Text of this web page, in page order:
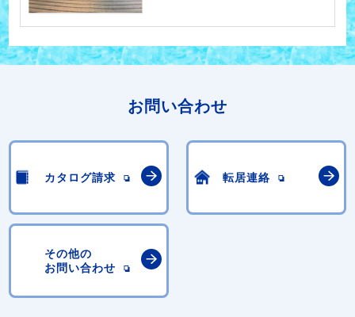
お問い合わせ
カタログ請求 転居連絡
その他の
お問い合わせ